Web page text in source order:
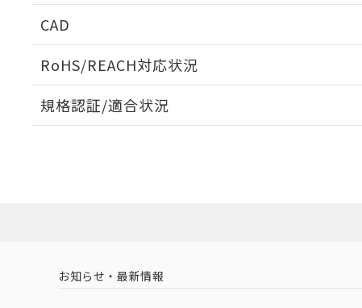
CAD
RoHS/REACH対応状況
EU RoHS 注意事項・凡例
中国 RoHS 注意事項・凡例
規格認証/適合状況
お知らせ・最新情報